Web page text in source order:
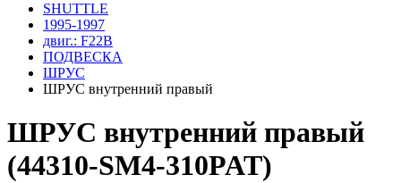
SHUTTLE
1995-1997
двиг.: F22B
ПОДВЕСКА
ШРУС
ШРУС внутренний правый
ШРУС внутренний правый
(44310-SM4-310PAT)